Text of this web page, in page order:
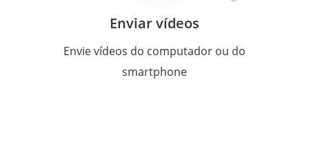
Enviar vídeos
Envie vídeos do computador ou do
smartphone